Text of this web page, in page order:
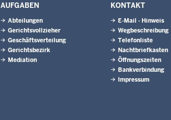
AUFGABEN
Abteilungen
Gerichtsvollzieher
Geschäftsverteilung
Gerichtsbezirk
Mediation
KONTAKT
E-Mail - Hinweis
Wegbeschreibung
Telefonliste
Nachtbriefkasten
Öffnungszeiten
Bankverbindung
Impressum